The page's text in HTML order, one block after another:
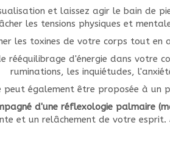
et laissez agir le bain de
les tensions physiques et
les toxines de votre corps tout en
rééquilibrage d'énergie dans votre
ruminations, les inquiétudes,
peut également être proposée à un
d'une réflexologie palmaire
et un relâchement de votre